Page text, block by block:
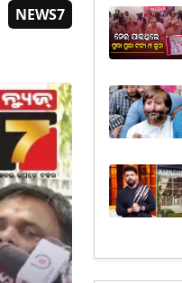
NEWS7